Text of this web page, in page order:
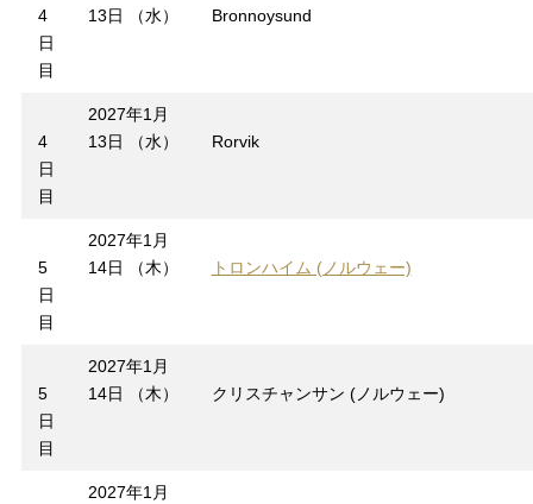
4
日
目
13日 （水）
Bronnoysund
4
日
目
2027年1月
13日 （水）
Rorvik
5
日
目
2027年1月
14日 （木）
トロンハイム (ノルウェー)
5
日
目
2027年1月
14日 （木）
クリスチャンサン (ノルウェー)
2027年1月